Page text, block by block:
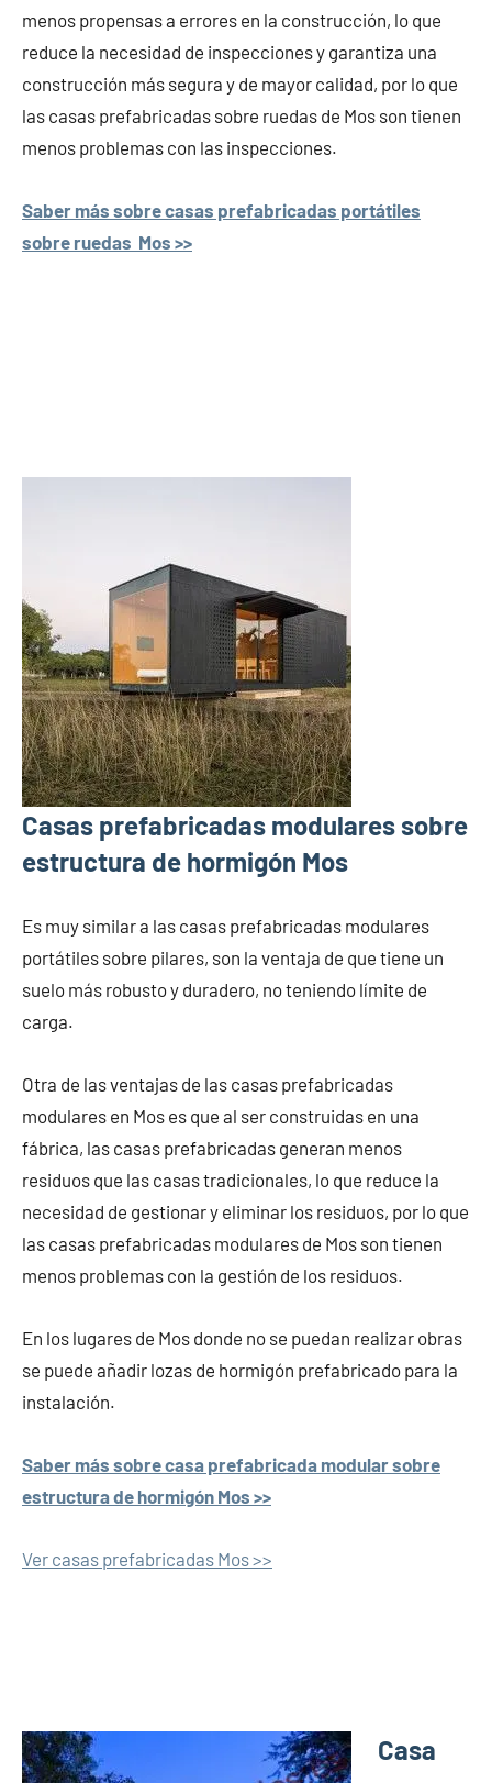
menos propensas a errores en la construcción, lo que
reduce la necesidad de inspecciones y garantiza una
construcción más segura y de mayor calidad, por lo que
las casas prefabricadas sobre ruedas de Mos son tienen
menos problemas con las inspecciones.
Saber más sobre casas prefabricadas portátiles
sobre ruedas Mos >>
Casas prefabricadas modulares sobre
estructura de hormigón Mos
Es muy similar a las casas prefabricadas modulares
portátiles sobre pilares, son la ventaja de que tiene un
suelo más robusto y duradero, no teniendo límite de
carga.
Otra de las ventajas de las casas prefabricadas
modulares en Mos es que al ser construidas en una
fábrica, las casas prefabricadas generan menos
residuos que las casas tradicionales, lo que reduce la
necesidad de gestionar y eliminar los residuos, por lo que
las casas prefabricadas modulares de Mos son tienen
menos problemas con la gestión de los residuos.
En los lugares de Mos donde no se puedan realizar obras
se puede añadir lozas de hormigón prefabricado para la
instalación.
Saber más sobre casa prefabricada modular sobre
estructura de hormigón Mos >>
Ver casas prefabricadas Mos >>
Casa